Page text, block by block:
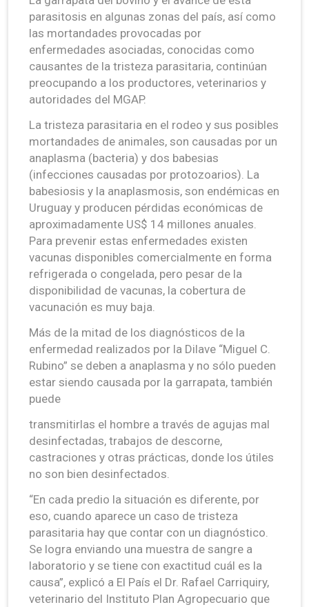
parasitosis en algunas zonas del país, así como
las mortandades provocadas por
enfermedades asociadas, conocidas como
causantes de la tristeza parasitaria, continúan
preocupando a los productores, veterinarios y
autoridades del MGAP.
La tristeza parasitaria en el rodeo y sus posibles
mortandades de animales, son causadas por un
anaplasma (bacteria) y dos babesias
(infecciones causadas por protozoarios). La
babesiosis y la anaplasmosis, son endémicas en
Uruguay y producen pérdidas económicas de
aproximadamente US$ 14 millones anuales.
Para prevenir estas enfermedades existen
vacunas disponibles comercialmente en forma
refrigerada o congelada, pero pesar de la
disponibilidad de vacunas, la cobertura de
vacunación es muy baja.
Más de la mitad de los diagnósticos de la
enfermedad realizados por la Dilave “Miguel C.
Rubino” se deben a anaplasma y no sólo pueden
estar siendo causada por la garrapata, también
puede
transmitirlas el hombre a través de agujas mal
desinfectadas, trabajos de descorne,
castraciones y otras prácticas, donde los útiles
no son bien desinfectados.
“En cada predio la situación es diferente, por
eso, cuando aparece un caso de tristeza
parasitaria hay que contar con un diagnóstico.
Se logra enviando una muestra de sangre a
laboratorio y se tiene con exactitud cuál es la
causa”, explicó a El País el Dr. Rafael Carriquiry,
veterinario del Instituto Plan Agropecuario que